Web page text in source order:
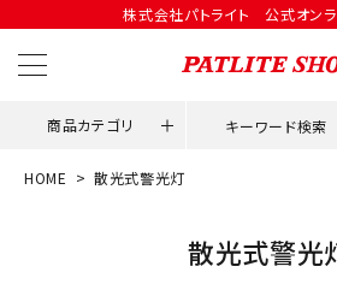
株式会社パトライト 公式オンラ
商品カテゴリ キーワード検索
HOME 散光式警光灯
散光式警光